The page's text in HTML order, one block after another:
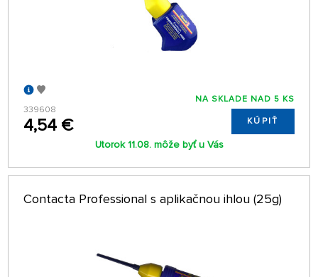
339608
4,54 €
NA SKLADE NAD 5 KS
KÚPIŤ
Utorok 11.08. môže byť u Vás
Contacta Professional s aplikačnou ihlou (25g)